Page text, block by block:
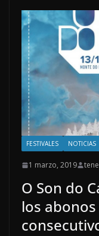
FESTIVALES NOTICIAS
1 marzo, 2019
O Son do
los